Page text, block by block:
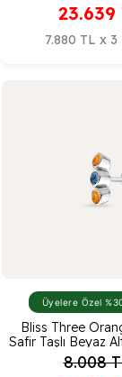
23.639
7.880 TL x 3
Üyelere Özel
Bliss Three
Safir Taşlı Beyaz
8.008